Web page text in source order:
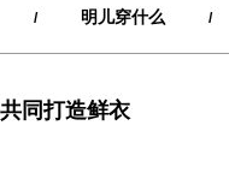
/ 明儿穿什么 /
同打造鲜衣